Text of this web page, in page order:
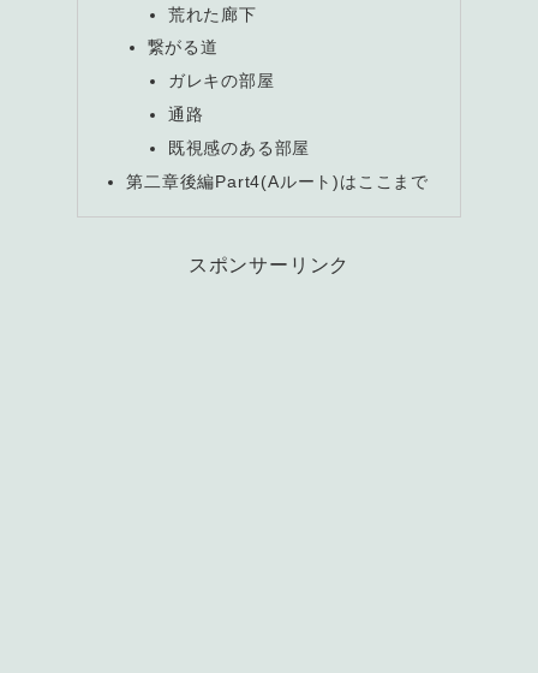
荒れた廊下
繋がる道
ガレキの部屋
通路
既視感のある部屋
第二章後編Part4(Aルート)はここまで
スポンサーリンク